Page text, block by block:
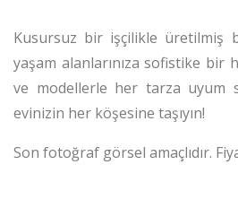
Kusursuz bir işçilikle üretilmiş
yaşam alanlarınıza sofistike bir
ve modellerle her tarza uyum
evinizin her köşesine taşıyın!
Son fotoğraf görsel amaçlıdır.